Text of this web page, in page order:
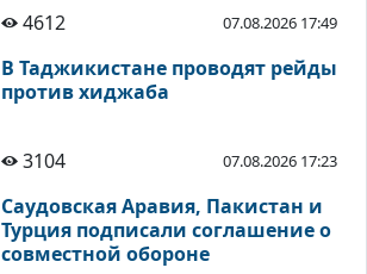
4612
07.08.2026 17:49
В Таджикистане проводят рейды
против хиджаба
3104 07.08.2026 17:23
Саудовская Аравия, Пакистан и
Турция подписали соглашение о
совместной обороне